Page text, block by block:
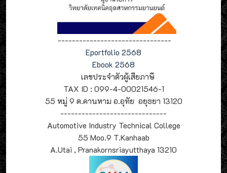
--------------------------------
Eportfolio 2568
Ebook 2568
เลขประจำตัวผู้เสียภาษี
TAX ID : 099-4-00021546-1
55 หมู่ 9 ต.คานหาม อ.อุทัย อยุธยา 13120
------------------------------
Automotive Industry Technical College
55 Moo.9 T.Kanhaab
A.Utai , Pranakornsriayutthaya 13210